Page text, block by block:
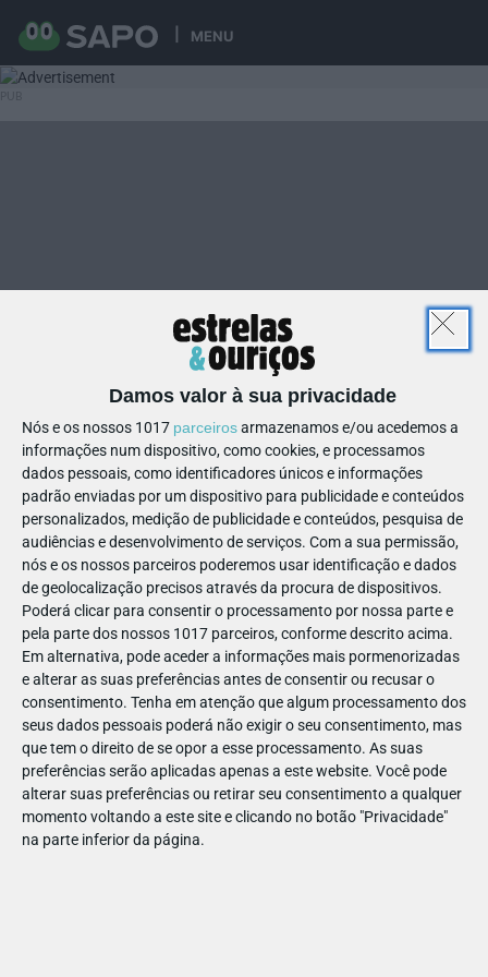
MENU
Damos valor à sua privacidade
Nós e os nossos 1017 parceirosarmazenamos e/ou acedemos a
informações num dispositivo, como cookies, e processamos
dados pessoais, como identificadores únicos e informações
padrão enviadas por um dispositivo para publicidade e conteúdos
personalizados, medição de publicidade e conteúdos, pesquisa de
audiências e desenvolvimento de serviços. Com a sua permissão,
nós e os nossos parceiros poderemos usar identificação e dados
de geolocalização precisos através da procura de dispositivos.
Poderá clicar para consentir o processamento por nossa parte e
pela parte dos nossos 1017 parceiros, conforme descrito acima.
Em alternativa, pode aceder a informações mais pormenorizadas
e alterar as suas preferências antes de consentir ou recusar o
consentimento. Tenha em atenção que algum processamento dos
seus dados pessoais poderá não exigir o seu consentimento, mas
que tem o direito de se opor a esse processamento. As suas
preferências serão aplicadas apenas a este website. Você pode
alterar suas preferências ou retirar seu consentimento a qualquer
momento voltando a este site e clicando no botão "Privacidade"
na parte inferior da página.
17
46314190222747